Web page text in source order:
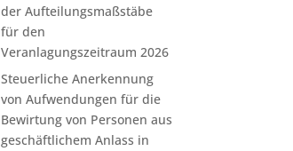
der Aufteilungsmaßstäbe
für den
Veranlagungszeitraum 2026
Steuerliche Anerkennung
von Aufwendungen für die
Bewirtung von Personen aus
geschäftlichem Anlass in